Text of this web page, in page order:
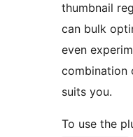
thumbnail
can bulk
even
combination
suits you.
To use the